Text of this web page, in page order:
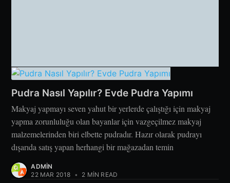
Pudra Nasıl Yapılır? Evde Pudra Yapımı
Makyaj yapmayı seven yahut bir yerlerde çalıştığı için makyaj
yapma zorunluluğu olan bayanlar için vazgeçilmez makyaj
malzemelerinden biri elbette pudradır. Hazır olarak pudrayı
dışarıda satış yapan herhangi bir mağazadan temin
ADMIN
22 MAR 2018 • 2 MIN READ